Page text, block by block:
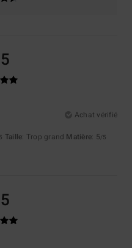
Achat vérifié
Taille: Trop grand Matière: 5/5